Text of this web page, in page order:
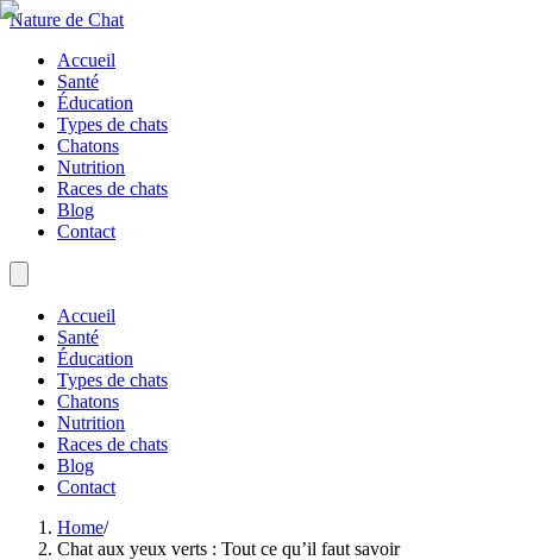
Nature de Chat
Accueil
Santé
Éducation
Types de chats
Chatons
Nutrition
Races de chats
Blog
Contact
Accueil
Santé
Éducation
Types de chats
Chatons
Nutrition
Races de chats
Blog
Contact
Home/
Chat aux yeux verts : Tout ce qu’il faut savoir